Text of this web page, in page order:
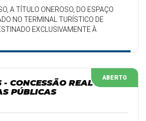
A TÍTULO ONEROSO, DO ESPAÇO
NO TERMINAL TURÍSTICO DE
EXCLUSIVAMENTE À
DE VERÃO 2027, CONFORME
ABERTO
- CONCESSÃO REAL DE
PÚBLICAS